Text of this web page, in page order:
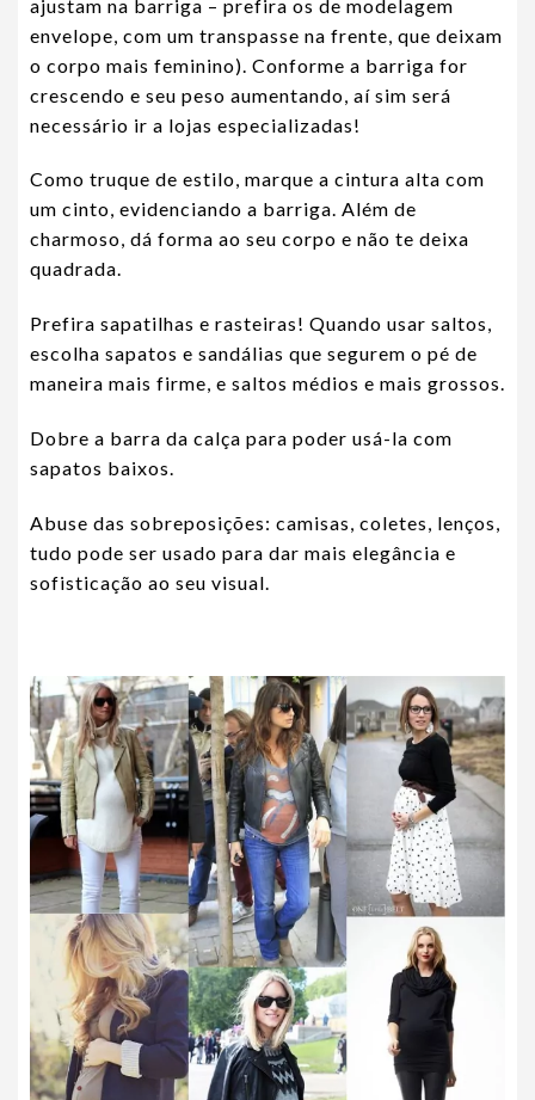
ajustam na barriga – prefira os de modelagem
envelope, com um transpasse na frente, que deixam
o corpo mais feminino). Conforme a barriga for
crescendo e seu peso aumentando, aí sim será
necessário ir a lojas especializadas!
Como truque de estilo, marque a cintura alta com
um cinto, evidenciando a barriga. Além de
charmoso, dá forma ao seu corpo e não te deixa
quadrada.
Prefira sapatilhas e rasteiras! Quando usar saltos,
escolha sapatos e sandálias que segurem o pé de
maneira mais firme, e saltos médios e mais grossos.
Dobre a barra da calça para poder usá-la com
sapatos baixos.
Abuse das sobreposições: camisas, coletes, lenços,
tudo pode ser usado para dar mais elegância e
sofisticação ao seu visual.